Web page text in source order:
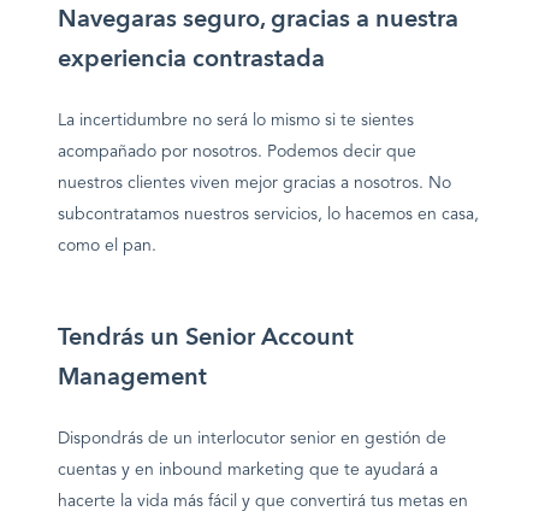
Navegaras seguro, gracias a nuestra
experiencia contrastada
La incertidumbre no será lo mismo si te sientes
acompañado por nosotros. Podemos decir que
nuestros clientes viven mejor gracias a nosotros. No
subcontratamos nuestros servicios, lo hacemos en casa,
como el pan.
Tendrás un Senior Account
Management
Dispondrás de un interlocutor senior en gestión de
cuentas y en inbound marketing que te ayudará a
hacerte la vida más fácil y que convertirá tus metas en